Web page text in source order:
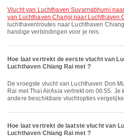
vlucht van Luchthaven Suvarnabhumi
van Luchthaven Changi naar Luchthaven
luchthaventroutes naar Luchthaven
handige verbindingen voor je reis.
Hoe laat vertrekt de eerste vlucht van
Luchthaven Chiang Rai met ?
De vroegste vlucht van Luchthaven Don Mueang naar Luchthaven Chiang
Rai met Thai AirAsia vertrekt om 06:55.
andere beschikbare vluchtopties
Hoe laat vertrekt de laatste vlucht van
Luchthaven Chiang Rai met ?